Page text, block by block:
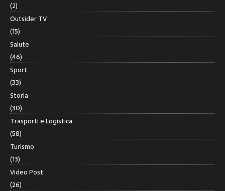
(2)
Outsider TV
(15)
Salute
(46)
Sport
(33)
Storia
(30)
Trasporti e Logistica
(58)
Turismo
(13)
Video Post
(26)